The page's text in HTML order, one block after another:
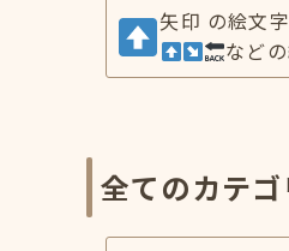
矢印 の絵文
など
全てのカテゴ